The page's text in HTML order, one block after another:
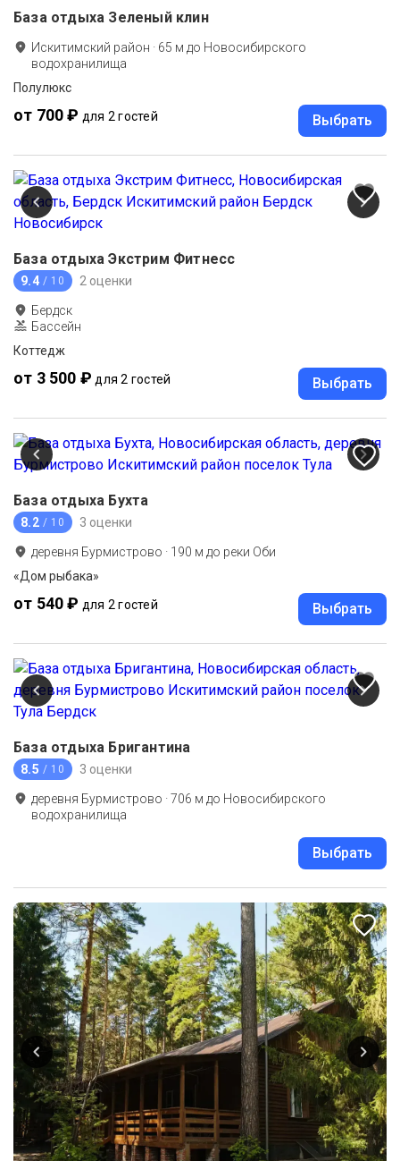
База отдыха Зеленый клин
Искитимский район · 65 м до Новосибирского
водохранилища
Полулюкс
от 700 ₽ для 2 гостей Выбрать
База отдыха Экстрим Фитнесс
9.4 / 10 2 оценки
Бердск
Бассейн
Коттедж
от 3 500 ₽ для 2 гостей Выбрать
База отдыха Бухта
8.2 / 10 3 оценки
деревня Бурмистрово · 190 м до реки Оби
«Дом рыбака»
от 540 ₽ для 2 гостей Выбрать
База отдыха Бригантина
8.5 / 10 3 оценки
деревня Бурмистрово ·706 м до Новосибирского
водохранилища
Выбрать